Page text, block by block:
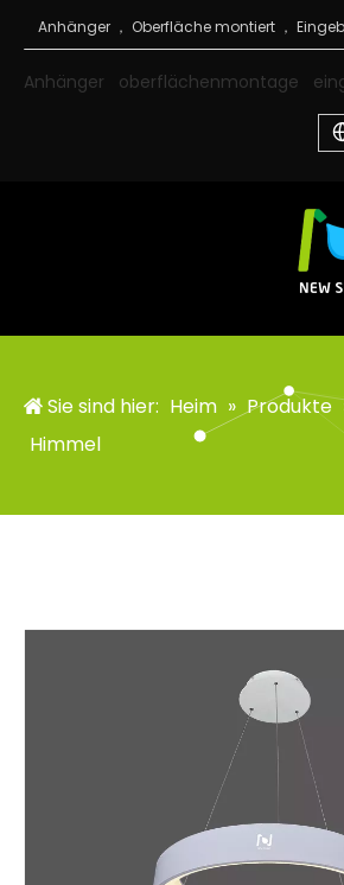
Anhänger oberflächenmontage
Sie sind hier: Heim » Produkte
Himmel